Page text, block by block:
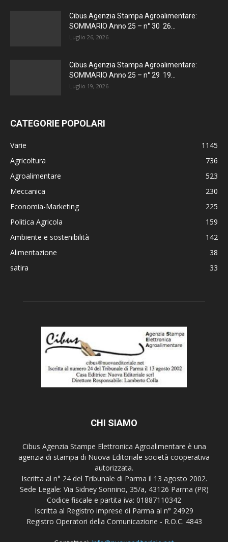
Cibus Agenzia Stampa Agroalimentare:
SOMMARIO Anno 25 – n° 30 26...
Luglio 26, 2026
Cibus Agenzia Stampa Agroalimentare:
SOMMARIO Anno 25 – n° 29 19...
Luglio 19, 2026
CATEGORIE POPOLARI
Varie
1145
Agricoltura
736
Agroalimentare
523
Meccanica
230
Economia-Marketing
225
Politica Agricola
159
Ambiente e sostenibilità
142
Alimentazione
38
satira
33
CHI SIAMO
Cibus Agenzia Stampe Elettronica Agroalimentare è una
agenzia di stampa di Nuova Editoriale società cooperativa
autorizzata.
Iscritta al n° 24 del Tribunale di Parma il 13 agosto 2002.
Sede Legale: Via Sidney Sonnino, 35/a, 43126 Parma (PR)
Codice fiscale e partita iva: 01887110342
Iscritta al Registro imprese di Parma al n° 24929
Registro Operatori della Comunicazione - R.O.C. 4843